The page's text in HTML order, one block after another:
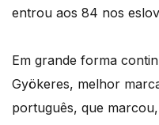
entrou aos 84 nos
Em grande forma
Gyökeres, melhor
português, que